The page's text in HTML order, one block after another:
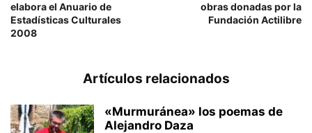
elabora el Anuario de
Estadísticas Culturales
2008
obras donadas por la
Fundación Actilibre
Artículos relacionados
«Murmuránea» los poemas de
Alejandro Daza